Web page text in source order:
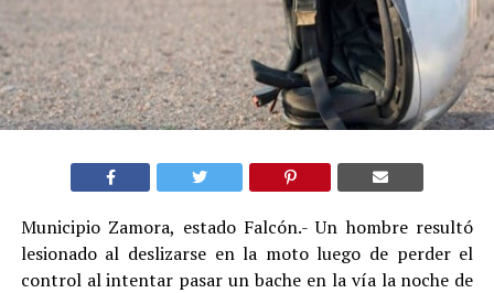
Municipio Zamora, estado Falcón.- Un hombre resultó
lesionado al deslizarse en la moto luego de perder el
control al intentar pasar un bache en la vía la noche de